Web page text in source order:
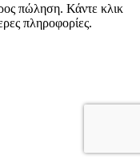
πώληση. Κάντε κλικ
πληροφορίες.